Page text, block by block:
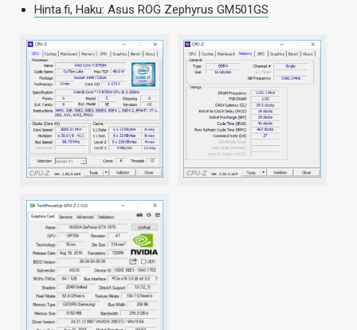
Hinta.fi, Haku: Asus ROG Zephyrus GM501GS